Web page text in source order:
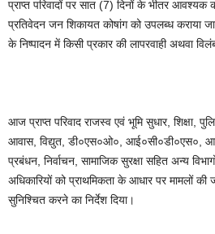
प्राप्त परिवादों पर सात (7) दिनों के भीतर आवश्यक
प्रतिवेदन जन शिकायत कोषांग को उपलब्ध कराया
के निष्पादन में किसी प्रकार की लापरवाही अथवा विलंब
आज प्राप्त परिवाद राजस्व एवं भूमि सुधार, शिक्षा,
आवास, विद्युत, डी०एस०ओ०, आई०सी०डी०एस०,
प्रबंधन, निर्वाचन, सामाजिक सुरक्षा सहित अन्य
अधिकारियों को प्राथमिकता के आधार पर मामलों की
सुनिश्चित करने का निर्देश दिया।